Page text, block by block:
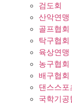
검도회
산악연맹
골프협회
탁구협회
육상연맹
농구협회
배구협회
댄스스포
국학기공